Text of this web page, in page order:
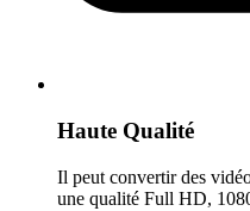
Haute Qualité
Il peut convertir des
une qualité Full HD,